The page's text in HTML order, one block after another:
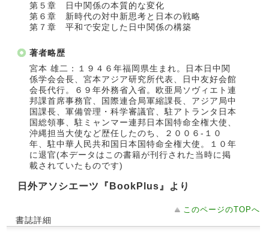
第５章 日中関係の本質的な変化
第６章 新時代の対中新思考と日本の戦略
第７章 平和で安定した日中関係の構築
著者略歴
宮本 雄二：１９４６年福岡県生まれ。日本日中関
係学会会長、宮本アジア研究所代表、日中友好会館
会長代行。６９年外務省入省。欧亜局ソヴィエト連
邦課首席事務官、国際連合局軍縮課長、アジア局中
国課長、軍備管理・科学審議官、駐アトランタ日本
国総領事、駐ミャンマー連邦日本国特命全権大使、
沖縄担当大使など歴任したのち、２００６‐１０
年、駐中華人民共和国日本国特命全権大使。１０年
に退官(本データはこの書籍が刊行された当時に掲
載されていたものです)
日外アソシエーツ『BookPlus』より
このページのTOPへ
書誌詳細